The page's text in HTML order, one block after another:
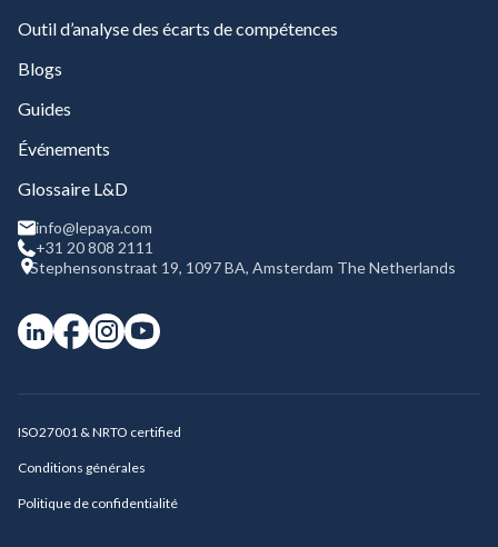
Outil d’analyse des écarts de compétences
Blogs
Guides
Événements
Glossaire L&D
info@lepaya.com
+31 20 808 2111
Stephensonstraat 19, 1097 BA, Amsterdam The Netherlands
ISO27001 & NRTO certified
Conditions générales
Politique de confidentialité